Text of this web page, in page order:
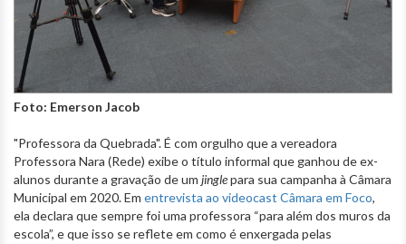
Foto: Emerson Jacob
"Professora da Quebrada". É com orgulho que a vereadora
Professora Nara (Rede) exibe o título informal que ganhou de ex-
alunos durante a gravação de um jinglepara sua campanha à Câmara
Municipal em 2020. Em entrevista ao videocast Câmara em Foco,
ela declara que sempre foi uma professora “para além dos muros da
escola”, e que isso se reflete em como é enxergada pelas